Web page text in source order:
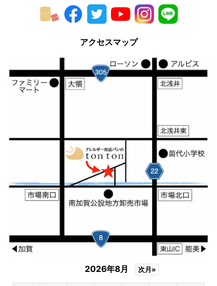
アクセスマップ
2026年8月 次月»